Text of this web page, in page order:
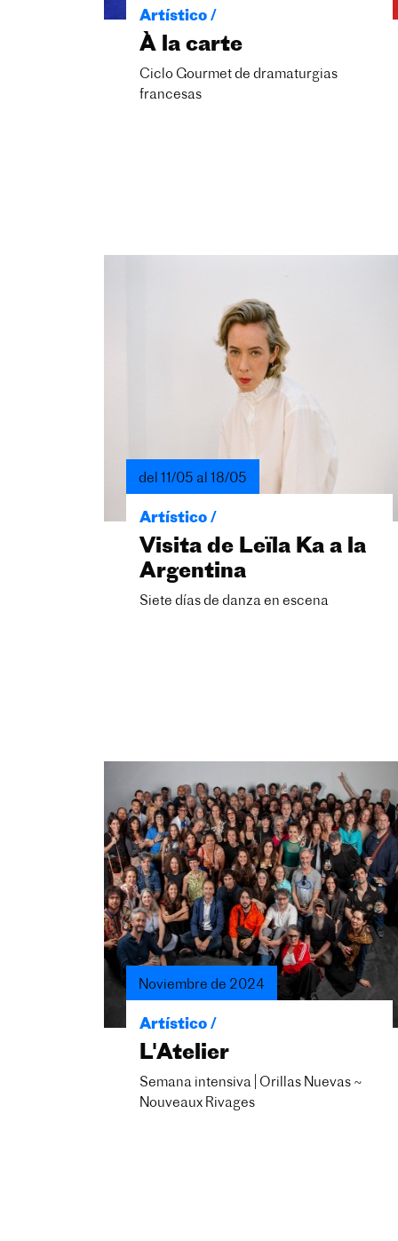
Artístico /
À la carte
Ciclo Gourmet de dramaturgias
francesas
del 11/05 al 18/05
Artístico /
Visita de Leïla Ka a la
Argentina
Siete días de danza en escena
Noviembre de 2024
Artístico /
L'Atelier
Semana intensiva | Orillas Nuevas ~
Nouveaux Rivages